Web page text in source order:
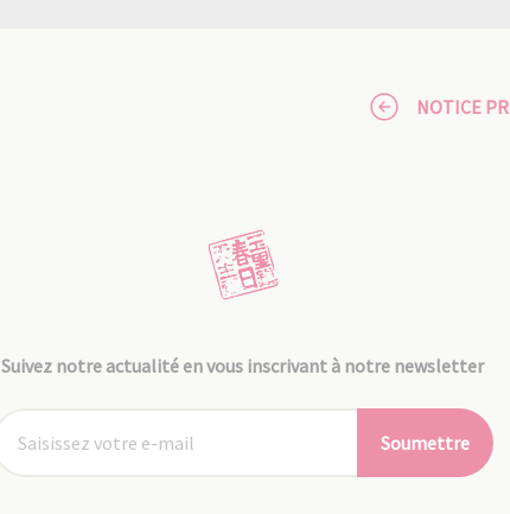
NOTICE
Suivez notre actualité en vous inscrivant à notre newsletter
Soumettre